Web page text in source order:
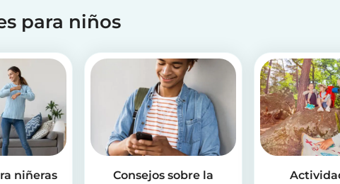
para niños
niñeras
Consejos sobre la